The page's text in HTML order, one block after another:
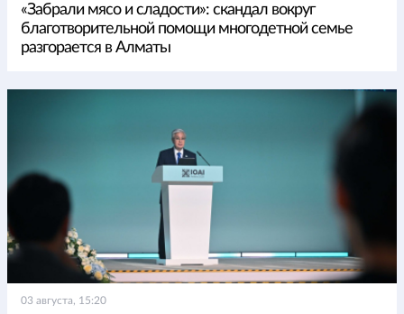
«Забрали мясо и сладости»: скандал вокруг
благотворительной помощи многодетной семье
разгорается в Алматы
03 августа, 15:20